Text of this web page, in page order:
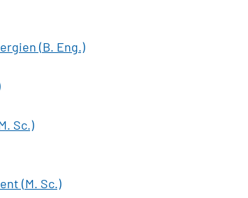
(B. Eng.)
Sc.)
(M. Sc.)